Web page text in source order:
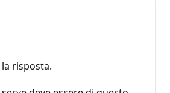
risposta.